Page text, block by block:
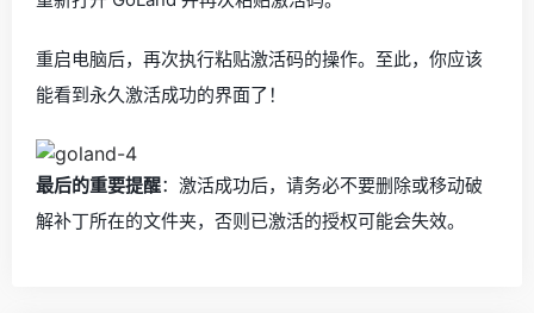
重启电脑后，再次执行粘贴激活码的操作。至此，你应该
能看到永久激活成功的界面了！
最后的重要提醒：激活成功后，请务必不要删除或移动破
解补丁所在的文件夹，否则已激活的授权可能会失效。